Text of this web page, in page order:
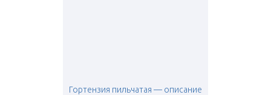
Гортензия пильчатая — описание